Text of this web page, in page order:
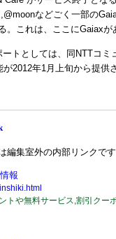
などごく一部の
。これは、ここにGaiax
トとしては、同NTTコ
2012年1月上旬から提供
集室外の内部リンクです
報
トや無料サービス,割引クー